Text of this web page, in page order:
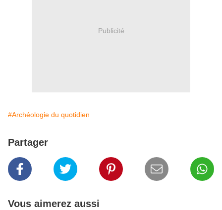
Publicité
#Archéologie du quotidien
Partager
Vous aimerez aussi